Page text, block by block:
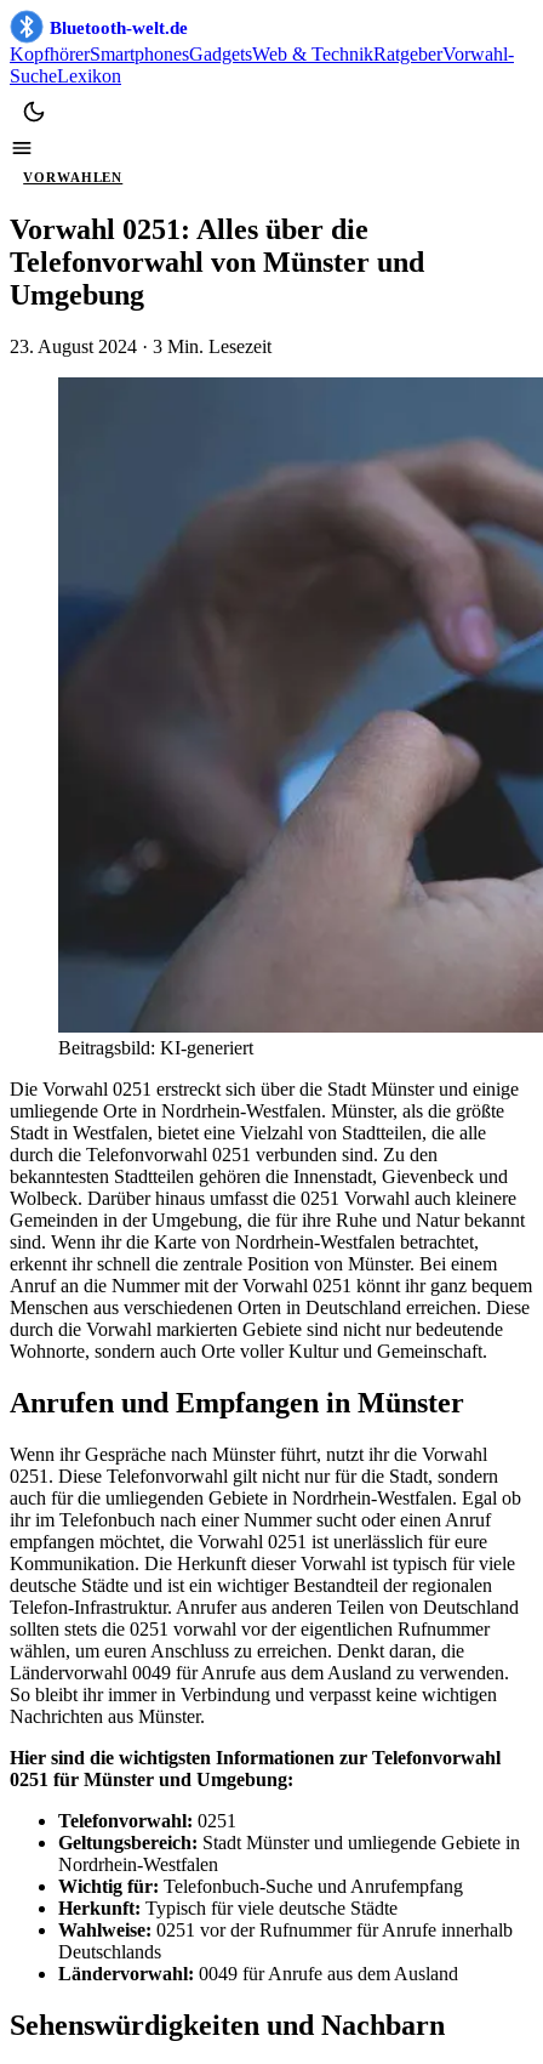
Bluetooth-welt.de
KopfhörerSmartphonesGadgetsWeb & TechnikRatgeberVorwahl-
SucheLexikon
VORWAHLEN
Vorwahl 0251: Alles über die
Telefonvorwahl von Münster und
Umgebung
23. August 2024 · 3 Min. Lesezeit
Beitragsbild: KI-generiert
Die Vorwahl 0251 erstreckt sich über die Stadt Münster und einige
umliegende Orte in Nordrhein-Westfalen. Münster, als die größte
Stadt in Westfalen, bietet eine Vielzahl von Stadtteilen, die alle
durch die Telefonvorwahl 0251 verbunden sind. Zu den
bekanntesten Stadtteilen gehören die Innenstadt, Gievenbeck und
Wolbeck. Darüber hinaus umfasst die 0251 Vorwahl auch kleinere
Gemeinden in der Umgebung, die für ihre Ruhe und Natur bekannt
sind. Wenn ihr die Karte von Nordrhein-Westfalen betrachtet,
erkennt ihr schnell die zentrale Position von Münster. Bei einem
Anruf an die Nummer mit der Vorwahl 0251 könnt ihr ganz bequem
Menschen aus verschiedenen Orten in Deutschland erreichen. Diese
durch die Vorwahl markierten Gebiete sind nicht nur bedeutende
Wohnorte, sondern auch Orte voller Kultur und Gemeinschaft.
Anrufen und Empfangen in Münster
Wenn ihr Gespräche nach Münster führt, nutzt ihr die Vorwahl
0251. Diese Telefonvorwahl gilt nicht nur für die Stadt, sondern
auch für die umliegenden Gebiete in Nordrhein-Westfalen. Egal ob
ihr im Telefonbuch nach einer Nummer sucht oder einen Anruf
empfangen möchtet, die Vorwahl 0251 ist unerlässlich für eure
Kommunikation. Die Herkunft dieser Vorwahl ist typisch für viele
deutsche Städte und ist ein wichtiger Bestandteil der regionalen
Telefon-Infrastruktur. Anrufer aus anderen Teilen von Deutschland
sollten stets die 0251 vorwahl vor der eigentlichen Rufnummer
wählen, um euren Anschluss zu erreichen. Denkt daran, die
Ländervorwahl 0049 für Anrufe aus dem Ausland zu verwenden.
So bleibt ihr immer in Verbindung und verpasst keine wichtigen
Nachrichten aus Münster.
Hier sind die wichtigsten Informationen zur Telefonvorwahl
0251 für Münster und Umgebung:
Telefonvorwahl: 0251
Geltungsbereich: Stadt Münster und umliegende Gebiete in
Nordrhein-Westfalen
Wichtig für: Telefonbuch-Suche und Anrufempfang
Herkunft: Typisch für viele deutsche Städte
Wahlweise: 0251 vor der Rufnummer für Anrufe innerhalb
Deutschlands
Ländervorwahl: 0049 für Anrufe aus dem Ausland
Sehenswürdigkeiten und Nachbarn